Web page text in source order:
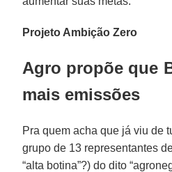
Projeto Ambição Zero
Agro propõe que
mais emissões
Pra quem acha que já viu de
grupo de 13 representantes
“alta botina”?) do dito